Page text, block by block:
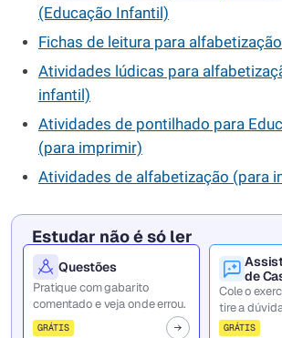
(Educação Infantil)
Fichas de leitura para
Atividades lúdicas para
infantil)
Atividades de pontilhado para
(para imprimir)
Atividades de alfabetização (para
Estudar não é só ler
Questões
Pratique com gabarito
comentado e veja onde errou.
GRÁTIS
de
Cole o
tire a
GRÁTIS